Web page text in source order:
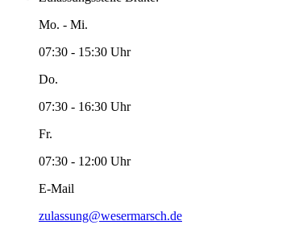
Mo. - Mi.
07:30 - 15:30 Uhr
Do.
07:30 - 16:30 Uhr
Fr.
07:30 - 12:00 Uhr
E-Mail
zulassung@wesermarsch.de